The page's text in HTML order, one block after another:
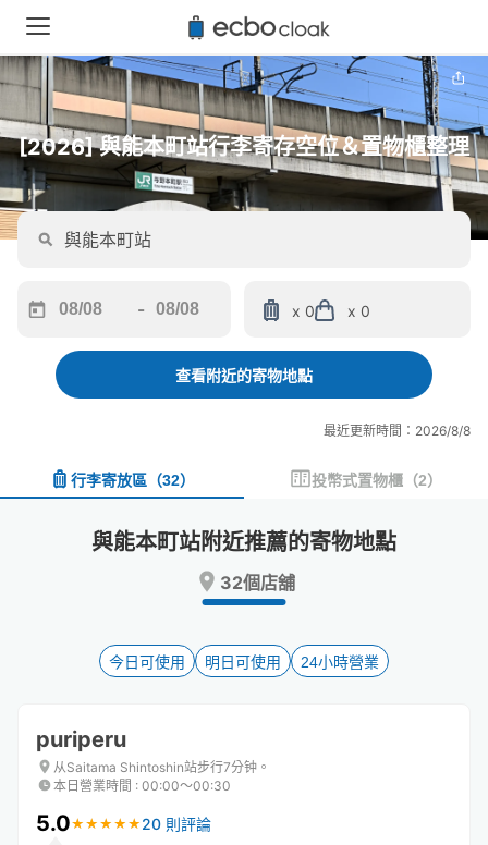
[2026] 與能本町站行李寄存空位＆置物櫃整理
forward
interact
and
date.
the
keyboard
shortcuts
for
changing
dates.
-
backward
interact
and
a
date.
key
to
shortcuts
for
changing
dates.
x 0 x 0
查看附近的寄物地點
最近更新時間：2026/8/8
行李寄放區 （32） 投幣式置物櫃 （2）
與能本町站附近推薦的寄物地點
32個店舖
今日可使用 明日可使用 24小時營業
puriperu
从Saitama Shintoshin站步行7分钟。
本日營業時間 : 00:00〜00:30
5.0★ ★ ★ ★ ★
★ ★ ★ ★ ★ 20 則評論